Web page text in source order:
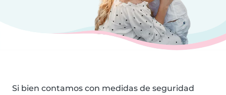
Si bien contamos con medidas de seguridad